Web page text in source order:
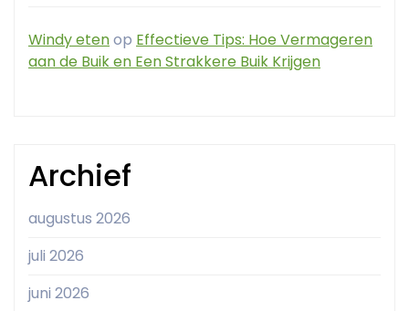
Windy etenop Effectieve Tips: Hoe Vermageren
aan de Buik en Een Strakkere Buik Krijgen
Archief
augustus 2026
juli 2026
juni 2026